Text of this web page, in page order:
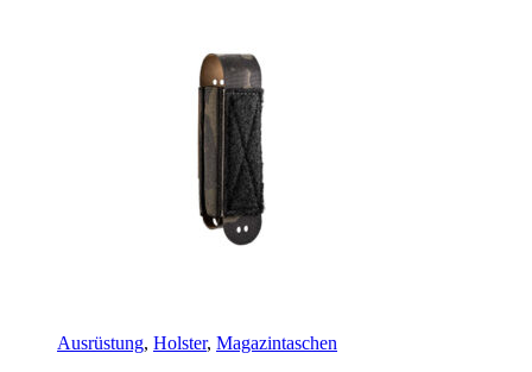
Ausrüstung, Holster, Magazintaschen